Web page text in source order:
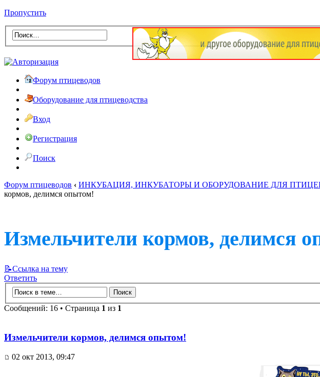
Пропустить
Форум птицеводов
Оборудование для птицеводства
Вход
Регистрация
Поиск
Форум птицеводов ‹ ИНКУБАЦИЯ, ИНКУБАТОРЫ И ОБОРУДОВАНИЕ ДЛЯ
кормов, делимся опытом!
Измельчители кормов, делимся
📝Ссылка на тему
Ответить
Сообщений: 16 • Страница 1 из 1
Измельчители кормов, делимся опытом!
02 окт 2013, 09:47